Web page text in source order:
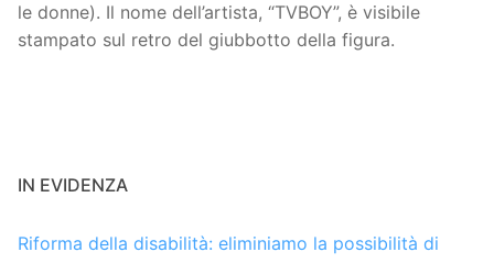
le donne). Il nome dell’artista, “TVBOY”, è visibile
stampato sul retro del giubbotto della figura.
IN EVIDENZA
Riforma della disabilità: eliminiamo la possibilità di